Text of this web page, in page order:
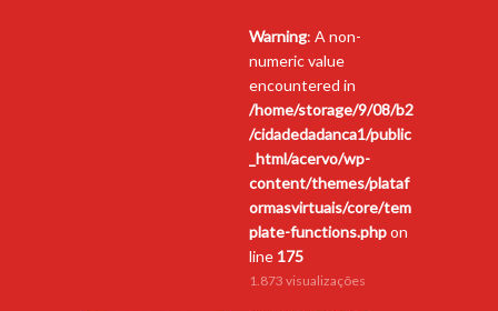
Warning: A non-
numeric value
encountered in
/home/storage/9/08/b2
/cidadedadanca1/public
_html/acervo/wp-
content/themes/plataf
ormasvirtuais/core/tem
plate-functions.phpon
line 175
1.873 visualizações